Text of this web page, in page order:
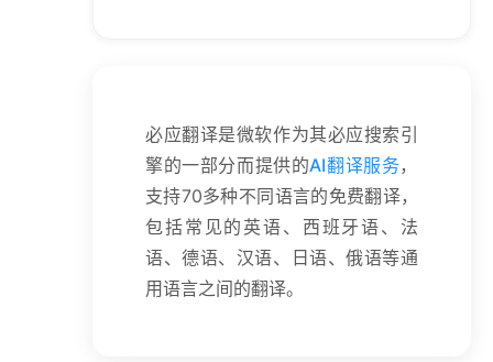
必应翻译是微软作为其必应搜索引
擎的一部分而提供的AI翻译服务，
支持70多种不同语言的免费翻译，
包括常见的英语、西班牙语、法
语、德语、汉语、日语、俄语等通
用语言之间的翻译。